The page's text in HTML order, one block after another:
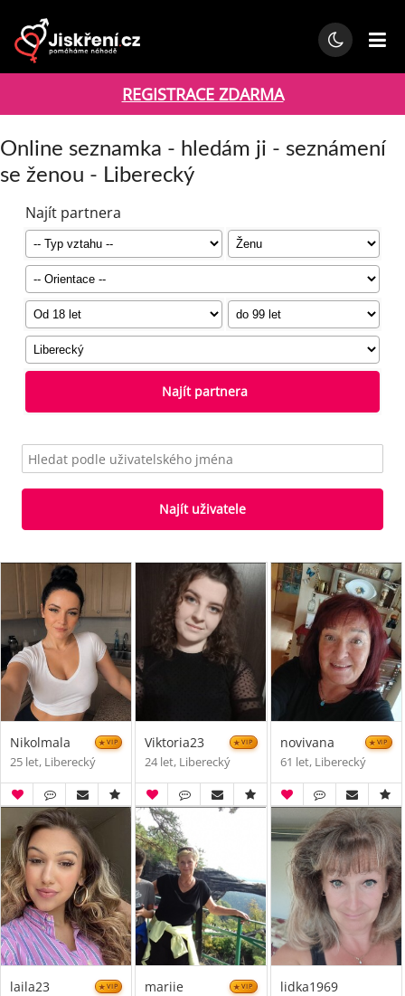
REGISTRACE ZDARMA
Online seznamka - hledám ji - seznámení
se ženou - Liberecký
Najít partnera
Najít partnera
Najít uživatele
Nikolmala VIP
25 let, Liberecký
Viktoria23 VIP
24 let, Liberecký
novivana VIP
61 let, Liberecký
laila23 VIP mariie VIP lidka1969